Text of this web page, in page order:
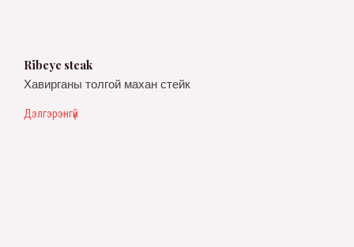
Ribeye steak
Хавирганы толгой махан стейк
Дэлгэрэнгүй